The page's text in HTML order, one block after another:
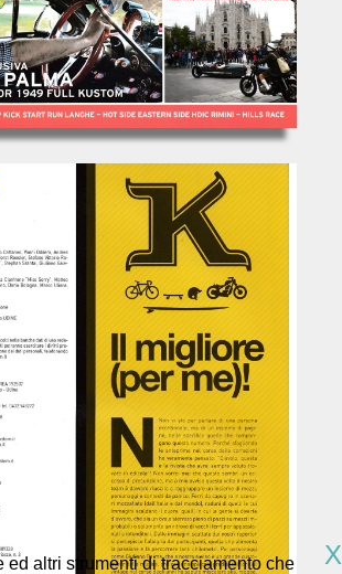
X
ed altri strumenti di tracciamento che